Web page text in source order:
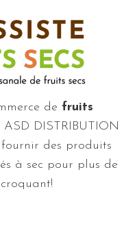
de fruits
DISTRIBUTION
des produits
à sec pour plus de